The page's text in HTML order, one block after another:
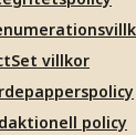
villkor
policy